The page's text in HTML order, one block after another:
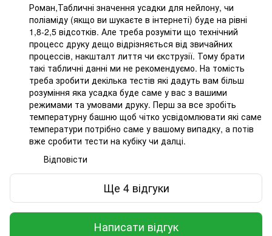
Роман,Табличні значення усадки для нейлону, чи
поліаміду (якщо ви шукаєте в інтернеті) буде на рівні
1,8-2,5 відсотків. Але треба розуміти що технічний
процесс друку дещо відрізняється від звичайних
процессів, накшталт лиття чи єкструзії. Тому брати
такі табличні данні ми не рекомендуємо. На томість
треба зробити декілька тестів які дадуть вам більш
розуміння яка усадка буде саме у вас з вашими
режимами та умовами друку. Перш за все зробіть
температурну башню щоб чітко усвідомлювати які саме
температури потрібно саме у вашому випадку, а потів
вже сробити тести на кубіку чи далці.
Відповісти
Ще 4 відгуки
Написати відгук